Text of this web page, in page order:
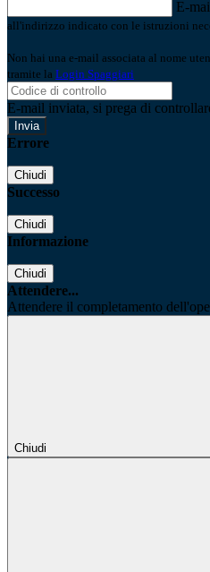
E-
all'indirizzo indicato con le istruzioni
Non hai una e-mail associata al nome
tramite la Login Spaggiari
E-mail inviata, si prega di
Errore
Chiudi
Successo
Chiudi
Informazione
Chiudi
Attendere...
Attendere il completamento
Chiudi